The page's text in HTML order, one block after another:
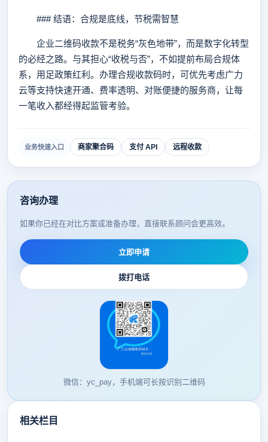
### 结语：合规是底线，节税需智慧
企业二维码收款不是税务“灰色地带”，而是数字化转型
的必经之路。与其担心“收税与否”，不如提前布局合规体
系，用足政策红利。办理合规收款码时，可优先考虑广力
云等支持快速开通、费率透明、对账便捷的服务商，让每
一笔收入都经得起监管考验。
业务快速入口 商家聚合码 支付 API 远程收款
咨询办理
如果你已经在对比方案或准备办理，直接联系顾问会更高效。
立即申请
拨打电话
微信：yc_pay，手机端可长按识别二维码
相关栏目